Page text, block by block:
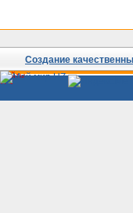
Создание
Сайты
Узбекистана